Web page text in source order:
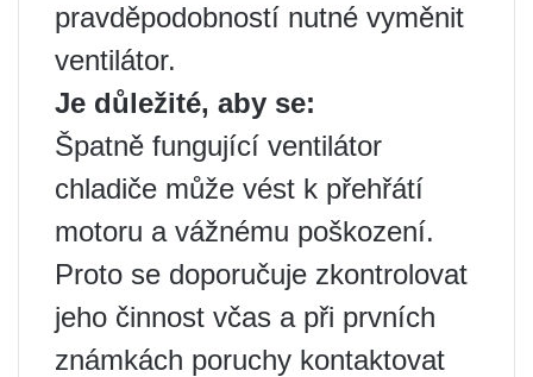
pravděpodobností nutné vyměnit
ventilátor.
Je důležité, aby se:
Špatně fungující ventilátor
chladiče může vést k přehřátí
motoru a vážnému poškození.
Proto se doporučuje zkontrolovat
jeho činnost včas a při prvních
známkách poruchy kontaktovat